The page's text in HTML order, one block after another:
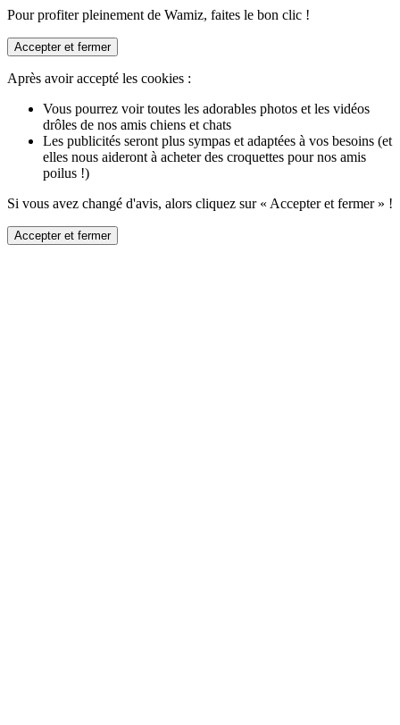
Pour profiter pleinement de Wamiz, faites le bon clic !
Accepter et fermer
Après avoir accepté les cookies :
Vous pourrez voir toutes les adorables photos et les vidéos
drôles de nos amis chiens et chats
Les publicités seront plus sympas et adaptées à vos besoins (et
elles nous aideront à acheter des croquettes pour nos amis
poilus !)
Si vous avez changé d'avis, alors cliquez sur « Accepter et fermer » !
Accepter et fermer